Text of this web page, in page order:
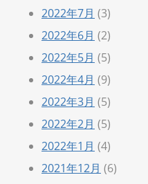
2022年7月 (3)
2022年6月 (2)
2022年5月 (5)
2022年4月 (9)
2022年3月 (5)
2022年2月 (5)
2022年1月 (4)
2021年12月 (6)